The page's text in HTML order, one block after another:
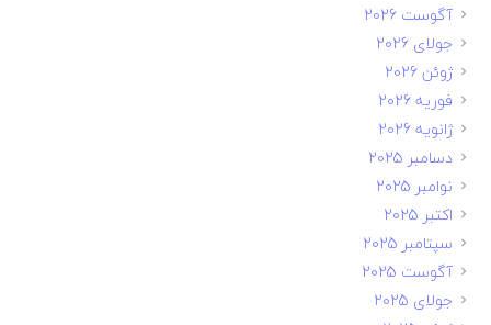
آگوست 2026
جولای 2026
ژوئن 2026
فوریه 2026
ژانویه 2026
دسامبر 2025
نوامبر 2025
اکتبر 2025
سپتامبر 2025
آگوست 2025
جولای 2025